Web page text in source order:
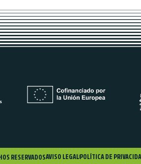
RESERVADOSAVISO LEGALPOLÍTICA DE